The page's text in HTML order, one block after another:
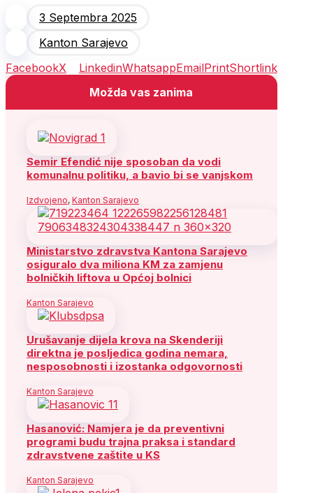
3 Septembra 2025
Kanton Sarajevo
FacebookX LinkedinWhatsappEmailPrintShortlink
Možda vas zanima
Semir Efendić nije sposoban da vodi
komunalnu politiku, a bavio bi se vanjskom
Izdvojeno, Kanton Sarajevo
Ministarstvo zdravstva Kantona Sarajevo
osiguralo dva miliona KM za zamjenu
bolničkih liftova u Općoj bolnici
Kanton Sarajevo
Urušavanje dijela krova na Skenderiji
direktna je posljedica godina nemara,
nesposobnosti i izostanka odgovornosti
Kanton Sarajevo
Hasanović: Namjera je da preventivni
programi budu trajna praksa i standard
zdravstvene zaštite u KS
Kanton Sarajevo